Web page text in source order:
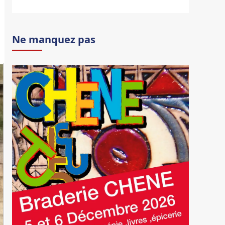
Ne manquez pas